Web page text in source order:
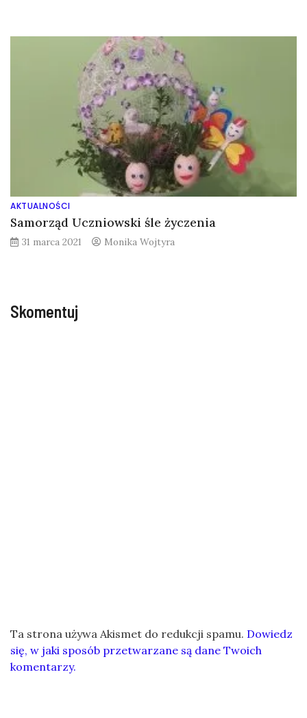
AKTUALNOŚCI
Samorząd Uczniowski śle życzenia
31 marca 2021 Monika Wojtyra
Skomentuj
Ta strona używa Akismet do redukcji spamu. Dowiedz
się, w jaki sposób przetwarzane są dane Twoich
komentarzy.